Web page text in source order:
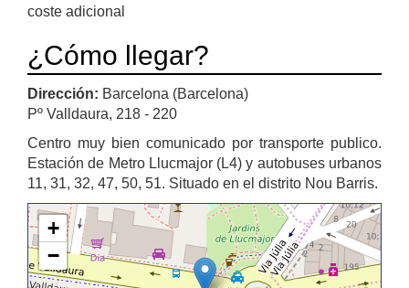
coste adicional
¿Cómo llegar?
Dirección: Barcelona (Barcelona)
Pº Valldaura, 218 - 220
Centro muy bien comunicado por transporte publico.
Estación de Metro Llucmajor (L4) y autobuses urbanos
11, 31, 32, 47, 50, 51. Situado en el distrito Nou Barris.
+
−